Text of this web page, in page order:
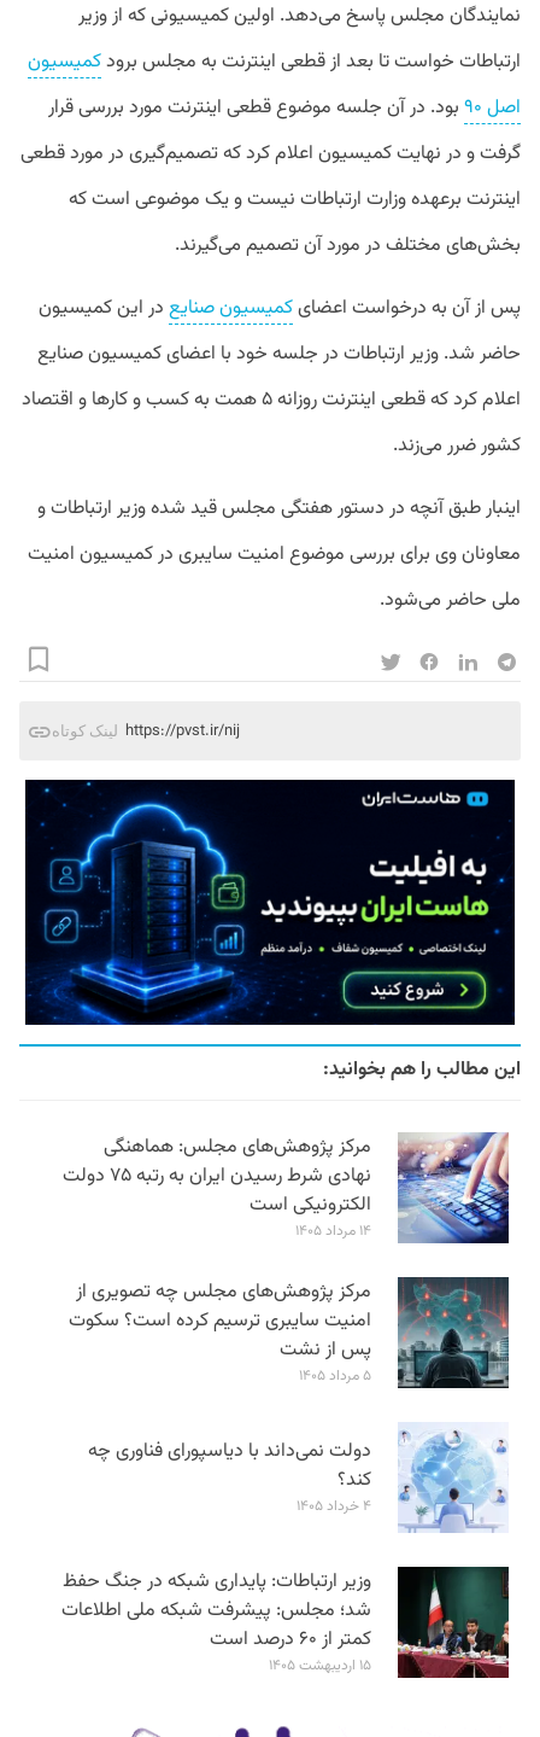
نمایندگان مجلس پاسخ می‌دهد. اولین کمیسیونی که از وزیر
ارتباطات خواست تا بعد از قطعی اینترنت به مجلس برودکمیسیون
اصل ۹۰
بود. در آن جلسه موضوع قطعی اینترنت مورد بررسی قرار
گرفت و در نهایت کمیسیون اعلام کرد که تصمیم‌گیری در مورد قطعی
اینترنت برعهده وزارت ارتباطات نیست و یک موضوعی است که
بخش‌های مختلف در مورد آن تصمیم‌ می‌گیرند.
پس از آن به درخواست اعضایکمیسیون صنایع در این کمیسیون
حاضر شد. وزیر ارتباطات در جلسه خود با اعضای کمیسیون صنایع
اعلام کرد که قطعی اینترنت روزانه ۵ همت به کسب و کارها و اقتصاد
کشور ضرر می‌زند.
اینبار طبق آنچه در دستور هفتگی مجلس قید شده وزیر ارتباطات و
معاونان وی برای بررسی موضوع امنیت سایبری در کمیسیون امنیت
ملی حاضر می‌شود.
لینک کوتاه https://pvst.ir/nij
این مطالب را هم بخوانید:
مرکز پژوهش‌های مجلس: هماهنگی
نهادی شرط رسیدن ایران به رتبه ۷۵ دولت
الکترونیکی است
۱۴ مرداد ۱۴۰۵
مرکز پژوهش‌های مجلس چه تصویری از
امنیت سایبری ترسیم کرده است؟ سکوت
پس از نشت
۵ مرداد ۱۴۰۵
دولت نمی‌داند با دیاسپورای فناوری چه
کند؟
۴ خرداد ۱۴۰۵
وزیر ارتباطات: پایداری شبکه در جنگ حفظ
شد؛ مجلس: پیشرفت شبکه ملی اطلاعات
کمتر از ۶۰ درصد است
۱۵ اردیبهشت ۱۴۰۵